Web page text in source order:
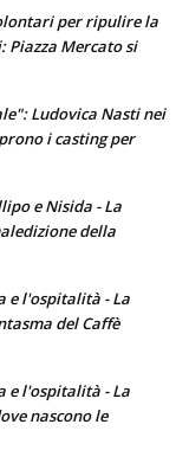
per ripulire la
Piazza Mercato si
Ludovica Nasti nei
i casting per
e Nisida - La
della
e l'ospitalità - La
del Caffè
e l'ospitalità - La
nascono le